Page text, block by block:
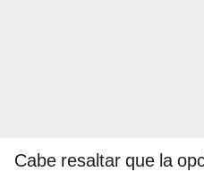
Cabe resaltar que la